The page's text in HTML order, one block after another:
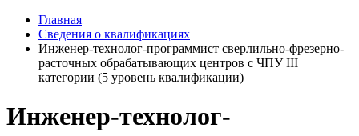
Главная
Сведения о квалификациях
Инженер-технолог-программист сверлильно-фрезерно-
расточных обрабатывающих центров с ЧПУ III
категории (5 уровень квалификации)
Инженер-технолог-